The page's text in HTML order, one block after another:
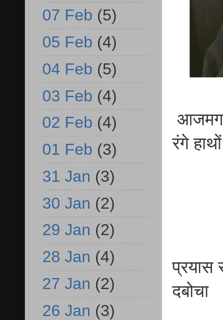
रंगे
प्रयास
दबोचा
07 Feb (5)
05 Feb (4)
04 Feb (5)
03 Feb (4)
02 Feb (4)
01 Feb (3)
31 Jan (3)
30 Jan (2)
29 Jan (2)
28 Jan (4)
27 Jan (2)
26 Jan (3)